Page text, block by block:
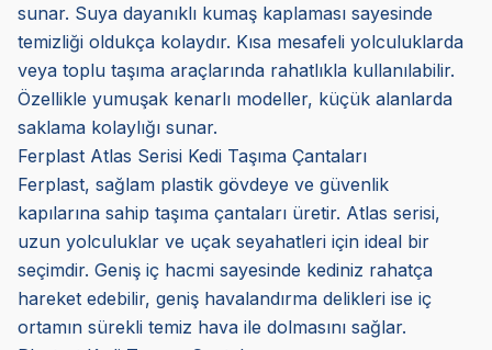
sunar. Suya dayanıklı kumaş kaplaması sayesinde
temizliği oldukça kolaydır. Kısa mesafeli yolculuklarda
veya toplu taşıma araçlarında rahatlıkla kullanılabilir.
Özellikle yumuşak kenarlı modeller, küçük alanlarda
saklama kolaylığı sunar.
Ferplast Atlas Serisi Kedi Taşıma Çantaları
Ferplast, sağlam plastik gövdeye ve güvenlik
kapılarına sahip taşıma çantaları üretir. Atlas serisi,
uzun yolculuklar ve uçak seyahatleri için ideal bir
seçimdir. Geniş iç hacmi sayesinde kediniz rahatça
hareket edebilir, geniş havalandırma delikleri ise iç
ortamın sürekli temiz hava ile dolmasını sağlar.